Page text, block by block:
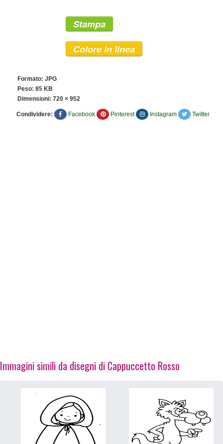
Stampa
Colore in linea
Formato: JPG
Peso: 85 KB
Dimensioni: 720 × 952
Condividere: Facebook Pinterest Instagram Twitter
Immagini simili da disegni di Cappuccetto Rosso